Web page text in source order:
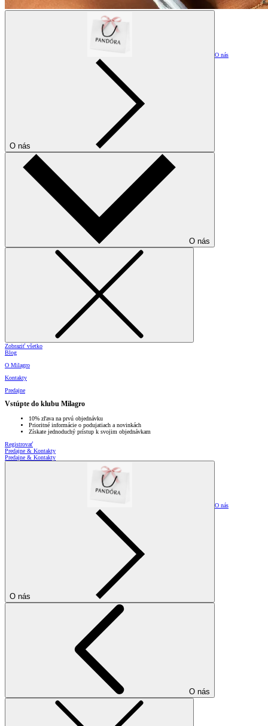
O nás
O nás
O nás
Zobraziť všetko
Blog
O Milagro
Kontakty
Predajne
Vstúpte do klubu Milagro
10% zľava na prvú objednávku
Prioritné informácie o podujatiach a novinkách
Získate jednoduchý prístup k svojim objednávkam
Registrovať
Predajne & Kontakty
Predajne & Kontakty
O nás
O nás
O nás